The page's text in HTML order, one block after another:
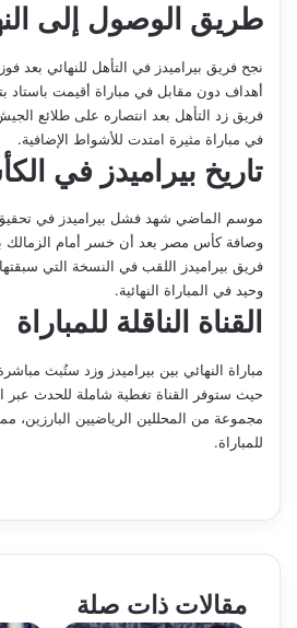
طريق الوصول إلى
نجح فريق بيراميدز في التأهل للنهائي بعد
أهداف دون مقابل في مباراة أقيمت باستاد
فريق زد التأهل بعد انتصاره على طلائع
في مباراة مثيرة امتدت للأشواط الإضافية.
تاريخ بيراميدز في
موسم الماضي شهد فشل بيراميدز في
وصافة كأس مصر بعد أن خسر أمام الزمالك
فريق بيراميدز اللقب في النسخة التي
وحيد في المباراة النهائية.
القناة الناقلة للمباراة
مباراة النهائي بين بيراميدز وزد ستُبث
حيث ستوفر القناة تغطية شاملة للحدث عبر
مجموعة من المحللين الرياضيين البارزين،
للمباراة.
مقالات ذات صلة